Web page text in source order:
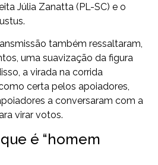
Júlia Zanatta (PL-SC) e o
também ressaltaram,
uma suavização da figura
a virada na corrida
certa pelos apoiadores,
a conversaram com a
virar votos.
é “homem